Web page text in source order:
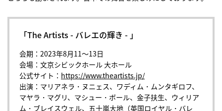
「The Artists - バレエの輝き - 」
会期：2023年8月11〜13日
会場：文京シビックホール 大ホール
公式サイト： https://www.theartists.jp/
出演：マリアネラ・ヌニェス、ワディム・ムンタギロフ、
マヤラ・マグリ、マシュー・ボール、金子扶生、ウィリア
ム・ブレイスウェル、五十嵐大地（英国ロイヤル・バレ